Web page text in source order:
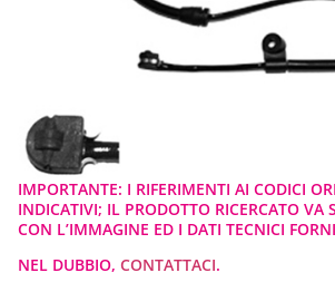
IMPORTANTE: I RIFERIMENTI AI CODICI
INDICATIVI; IL PRODOTTO RICERCATO VA
CON L’IMMAGINE ED I DATI TECNICI
NEL DUBBIO, CONTATTACI.